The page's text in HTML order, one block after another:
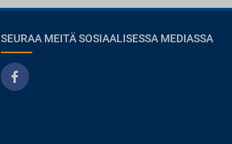
SEURAA MEITÄ SOSIAALISESSA MEDIASSA